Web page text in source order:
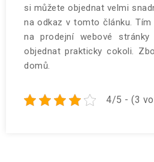
si můžete objednat velmi
na odkaz v tomto článku.
na prodejní webové
objednat prakticky cokoli.
domů.
4/5 - (3